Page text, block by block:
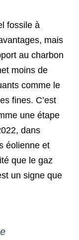
fossile à
mais
au charbon
moins de
comme le
fines. C’est
une étape
dans
éolienne et
que le gaz
un signe que